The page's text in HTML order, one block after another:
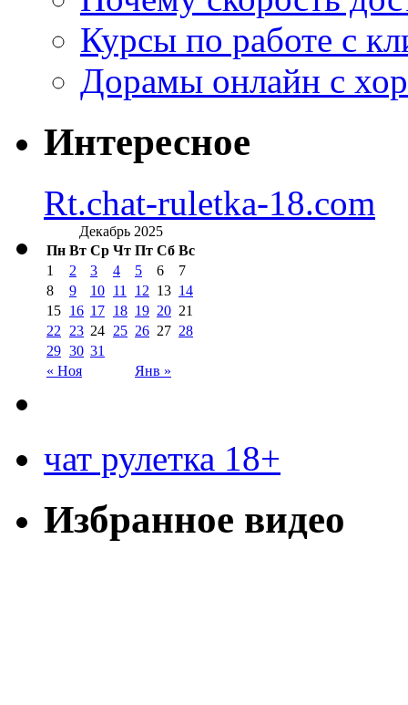
Курсы по работе с
Дорамы онлайн с
Интересное
Rt.chat-ruletka-18.com
Декабрь 2025
Пн Вт Ср Чт Пт Сб Вс
« Ноя Янв »
1 2 3 4 5 6
7
8
9 10 11 12 13 14
15 16 17 18 19 20 21
22
23 24 25 26 27 28
29 30 31
чат рулетка 18+
Избранное видео